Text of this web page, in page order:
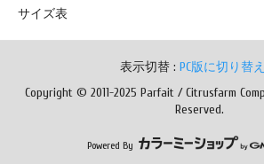
サイズ表
表示切替 : PC版に切り替
Copyright © 2011-2025 Parfait / Citrusfarm
Reserved.
Powered By